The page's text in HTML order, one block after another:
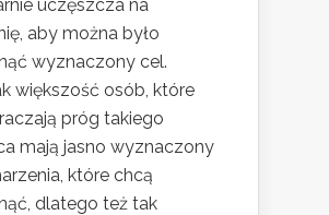
uczęszcza na
aby można było
wyznaczony cel.
większość osób, które
próg takiego
mają jasno wyznaczony
które chcą
dlatego też tak